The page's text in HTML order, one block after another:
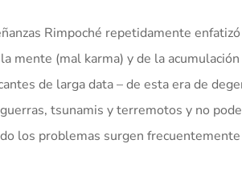
Rimpoché repetidamente
mente (mal karma) y de la
de larga data – de esta era de
tsunamis y terremotos y no
los problemas surgen